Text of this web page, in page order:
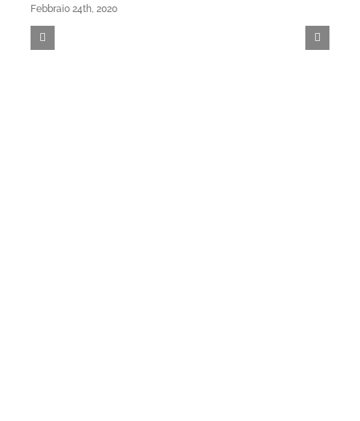
Febbraio 24th, 2020